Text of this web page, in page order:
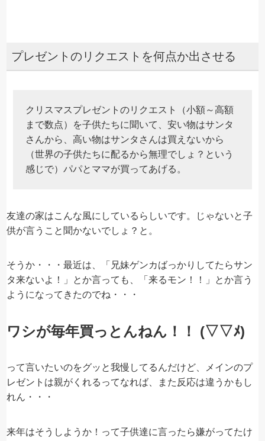
プレゼントのリクエストを何点か出させる
クリスマスプレゼントのリクエスト（小額～高額
まで数点）を子供たちに聞いて、安い物はサンタ
さんから、高い物はサンタさんは買えないから
（世界の子供たちに配るから無理でしょ？という
感じで）パパとママが買ってあげる。
友達の家はこんな風にしているらしいです。じゃないと子
供が言うこと聞かないでしょ？と。
そうか・・・最近は、「兄妹ゲンカばっかりしてたらサン
タ来ないよ！」とか言っても、「来るモン！！」とか言う
ようになってきたのでね・・・
ワシが毎年買っとんねん！！ (▽▽ﾒ)
って言いたいのをグッと我慢してるんだけど、メインのプ
レゼントは親がくれるってなれば、また反応は違うかもし
れん・・・
来年はそうしようか！って子供達に言ったら嫌がってたけ